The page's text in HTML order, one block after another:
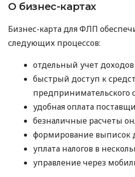
О бизнес-картах
Бизнес-карта для ФЛП
следующих процессов:
отдельный учет доходов
быстрый доступ к
предпринимательского
удобная оплата
безналичные расчеты
формирование выписок
уплата налогов в
управление через